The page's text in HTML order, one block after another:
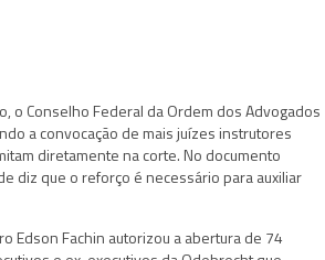
o Conselho Federal da Ordem dos Advogados
a convocação de mais juízes instrutores
diretamente na corte. No documento
diz que o reforço é necessário para auxiliar
Edson Fachin autorizou a abertura de 74